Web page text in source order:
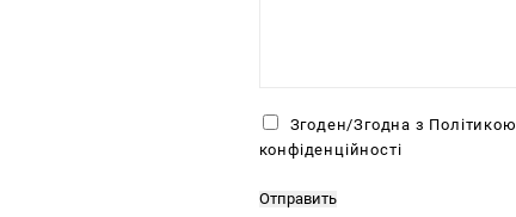
Ч
е
б
Згоден/Згодна з Політикою
конфіденційності
Отправить